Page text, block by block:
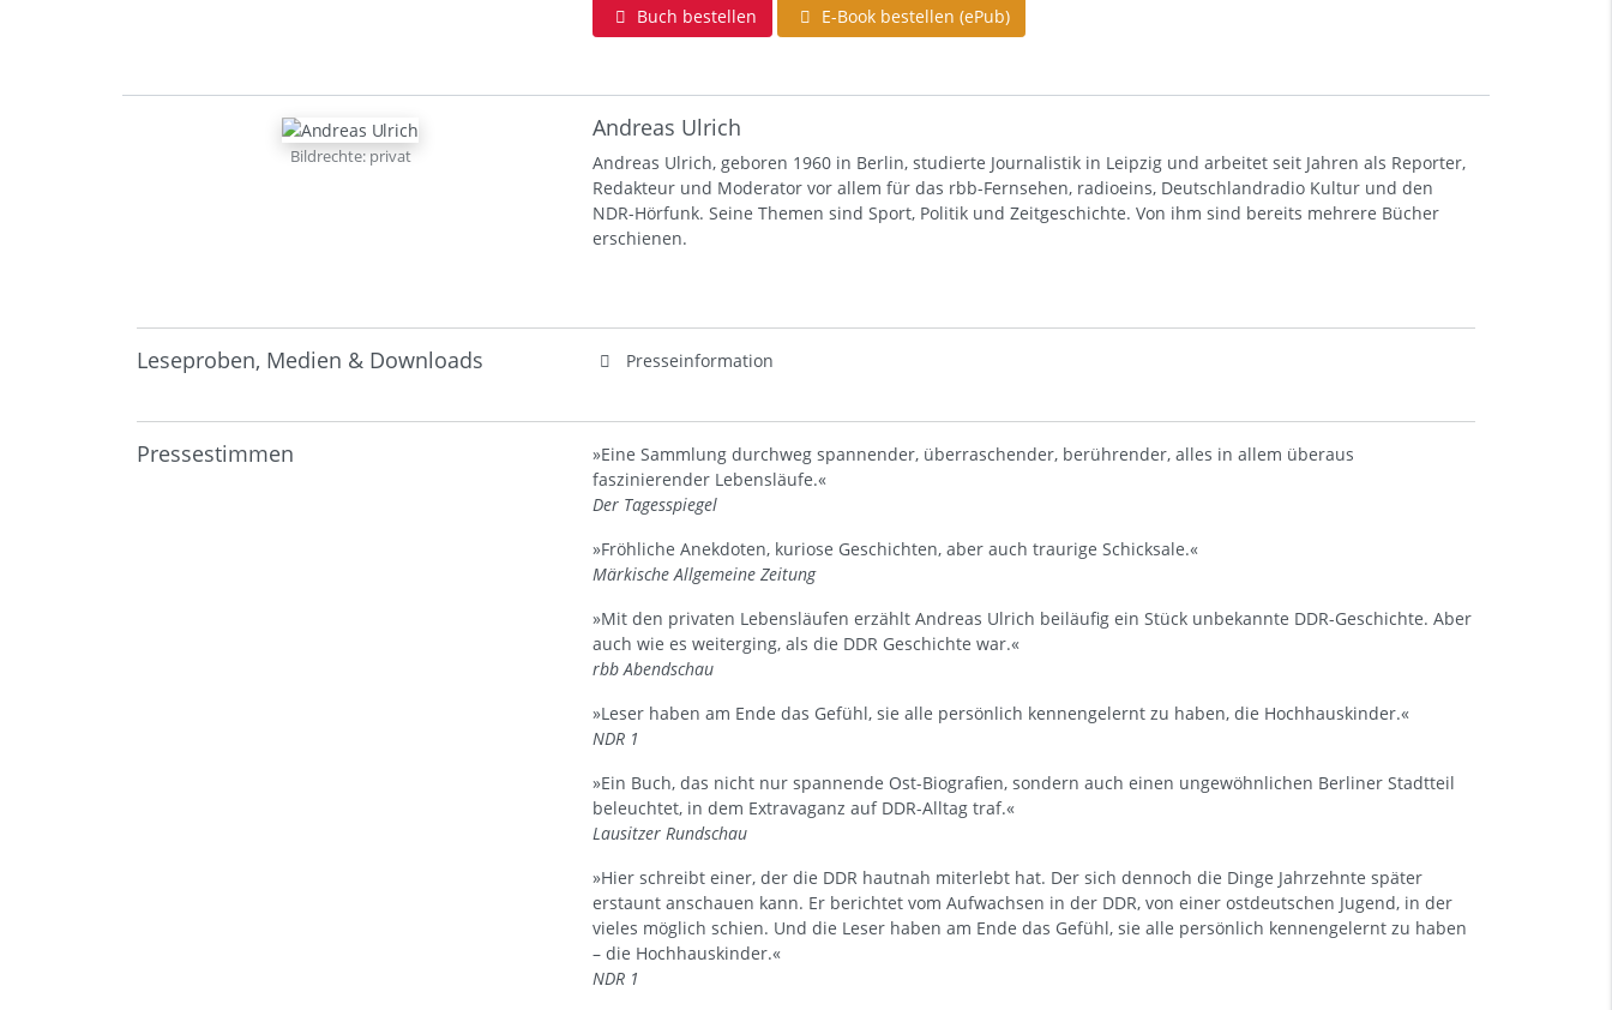
Buch bestellen E-Book bestellen (ePub)
Bildrechte: privat
Andreas Ulrich
Andreas Ulrich, geboren 1960 in Berlin, studierte Journalistik in Leipzig und arbeitet seit Jahren als Reporter,
Redakteur und Moderator vor allem für das rbb-Fernsehen, radioeins, Deutschlandradio Kultur und den
NDR-Hörfunk. Seine Themen sind Sport, Politik und Zeitgeschichte. Von ihm sind bereits mehrere Bücher
erschienen.
Leseproben, Medien & Downloads Presseinformation
Pressestimmen
»Eine Sammlung durchweg spannender, überraschender, berührender, alles in allem überaus
faszinierender Lebensläufe.«
Der Tagesspiegel
»Fröhliche Anekdoten, kuriose Geschichten, aber auch traurige Schicksale.«
Märkische Allgemeine Zeitung
»Mit den privaten Lebensläufen erzählt Andreas Ulrich beiläufig ein Stück unbekannte DDR-Geschichte. Aber
auch wie es weiterging, als die DDR Geschichte war.«
rbb Abendschau
»Leser haben am Ende das Gefühl, sie alle persönlich kennengelernt zu haben, die Hochhauskinder.«
NDR 1
»Ein Buch, das nicht nur spannende Ost-Biografien, sondern auch einen ungewöhnlichen Berliner Stadtteil
beleuchtet, in dem Extravaganz auf DDR-Alltag traf.«
Lausitzer Rundschau
»Hier schreibt einer, der die DDR hautnah miterlebt hat. Der sich dennoch die Dinge Jahrzehnte später
erstaunt anschauen kann. Er berichtet vom Aufwachsen in der DDR, von einer ostdeutschen Jugend, in der
vieles möglich schien. Und die Leser haben am Ende das Gefühl, sie alle persönlich kennengelernt zu haben
– die Hochhauskinder.«
NDR 1